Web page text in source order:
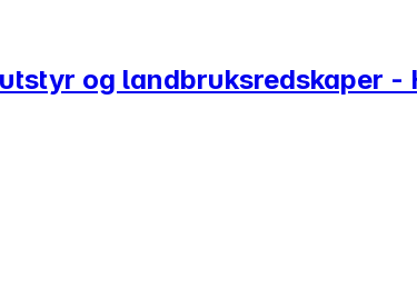
og landbruksredskaper -